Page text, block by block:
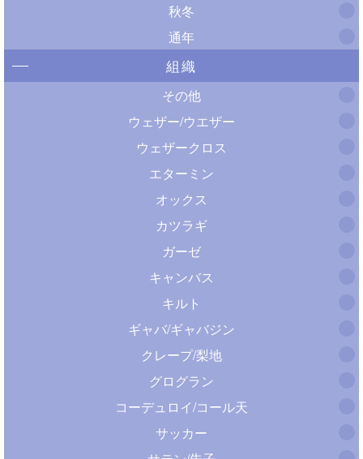
秋冬
通年
組織
その他
ウェザー/ウエザー
ウェザークロス
エターミン
オックス
カツラギ
ガーゼ
キャンバス
キルト
ギャバ/ギャバジン
クレープ/梨地
グログラン
コーデュロイ/コール天
サッカー